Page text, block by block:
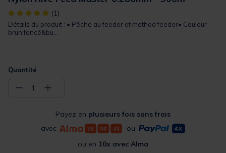
[object Object] out of 5 Customer Rating
(1)
Détails du produit : • Pêche au feeder et method feeder• Couleur
brun foncé&bu...
Quantité
− 1 +
Payez en plusieurs fois sans frais
avec
ou
ou en 10x avec Alma